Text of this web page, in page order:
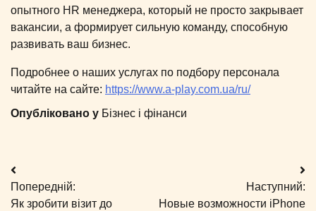
опытного HR менеджера, который не просто закрывает
вакансии, а формирует сильную команду, способную
развивать ваш бизнес.
Подробнее о наших услугах по подбору персонала
читайте на сайте: https://www.a-play.com.ua/ru/
Опубліковано у Бізнес і фінанси
Навігація
записів
Попередній:
Як зробити візит до
Наступний:
Новые возможности iPhone